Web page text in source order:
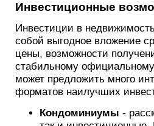
Инвестиционные
Инвестиции в
собой выгодное вложение
цены, возможности
стабильному
может предложить много
форматов наилучших
Кондоминиумы -